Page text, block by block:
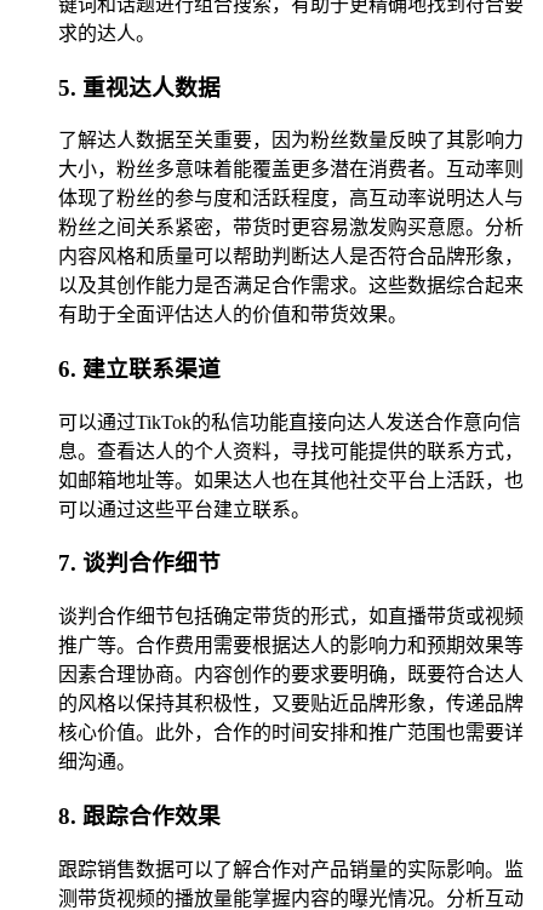
求的达人。
5. 重视达人数据
了解达人数据至关重要，因为粉丝数量反映了其影响力
大小，粉丝多意味着能覆盖更多潜在消费者。互动率则
体现了粉丝的参与度和活跃程度，高互动率说明达人与
粉丝之间关系紧密，带货时更容易激发购买意愿。分析
内容风格和质量可以帮助判断达人是否符合品牌形象，
以及其创作能力是否满足合作需求。这些数据综合起来
有助于全面评估达人的价值和带货效果。
6. 建立联系渠道
可以通过TikTok的私信功能直接向达人发送合作意向信
息。查看达人的个人资料，寻找可能提供的联系方式，
如邮箱地址等。如果达人也在其他社交平台上活跃，也
可以通过这些平台建立联系。
7. 谈判合作细节
谈判合作细节包括确定带货的形式，如直播带货或视频
推广等。合作费用需要根据达人的影响力和预期效果等
因素合理协商。内容创作的要求要明确，既要符合达人
的风格以保持其积极性，又要贴近品牌形象，传递品牌
核心价值。此外，合作的时间安排和推广范围也需要详
细沟通。
8. 跟踪合作效果
跟踪销售数据可以了解合作对产品销量的实际影响。监
测带货视频的播放量能掌握内容的曝光情况。分析互动